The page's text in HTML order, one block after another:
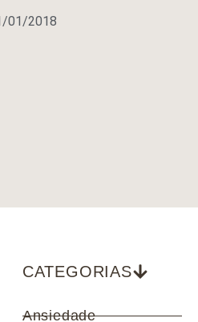
01/2018
CATEGORIAS
Ansiedade